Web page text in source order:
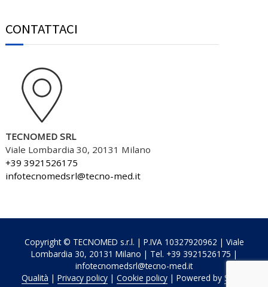
CONTATTACI
TECNOMED SRL
Viale Lombardia 30, 20131 Milano
+39 3921526175
infotecnomedsrl@tecno-med.it
Copyright © TECNOMED s.r.l. | P.IVA 10327920962 | Viale
Lombardia 30, 20131 Milano | Tel. +39 3921526175 |
infotecnomedsrl@tecno-med.it
Qualità | Privacy policy| Cookie policy| Powered by Sersis